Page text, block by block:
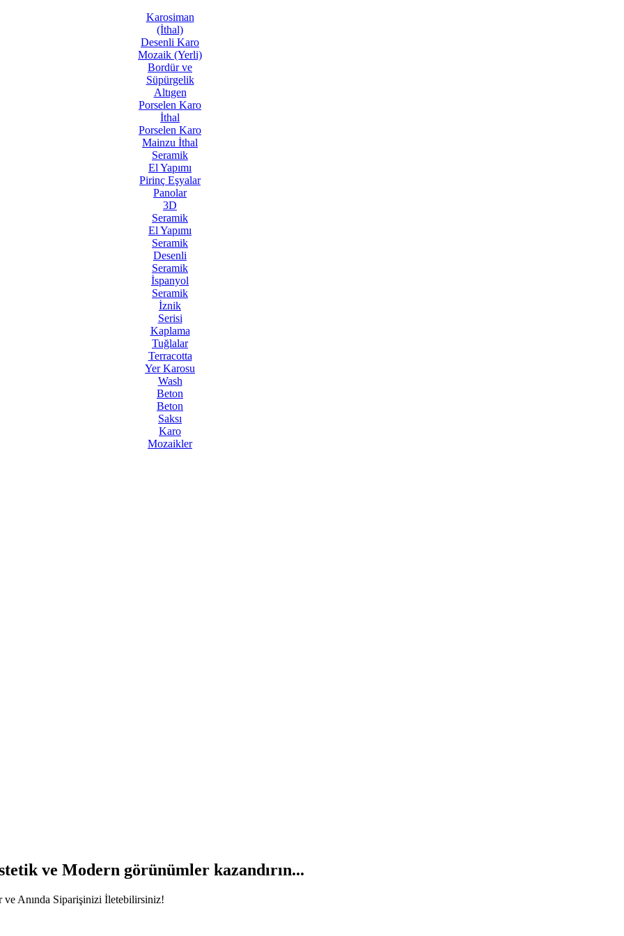
Karosiman
(İthal)
Desenli Karo
Mozaik (Yerli)
Bordür ve
Süpürgelik
Altıgen
Porselen Karo
İthal
Porselen Karo
Mainzu İthal
Seramik
El Yapımı
Pirinç Eşyalar
Panolar
3D
Seramik
El Yapımı
Seramik
Desenli
Seramik
İspanyol
Seramik
İznik
Serisi
Kaplama
Tuğlalar
Terracotta
Yer Karosu
Wash
Beton
Beton
Saksı
Karo
Mozaikler
ve Modern görünümler kazandırın...
Anında Siparişinizi İletebilirsiniz!